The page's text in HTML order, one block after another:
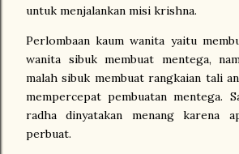
untuk menjalankan misi krishna.
Perlombaan kaum wanita yaitu
wanita sibuk membuat mentega,
malah sibuk membuat rangkaian tali
mempercepat pembuatan mentega.
radha dinyatakan menang karena
perbuat.